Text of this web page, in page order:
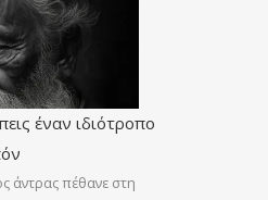
έναν ιδιότροπο
άντρας πέθανε στη